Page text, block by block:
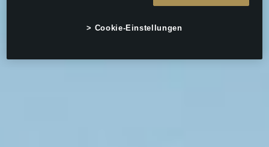
Cookie-Einstellungen